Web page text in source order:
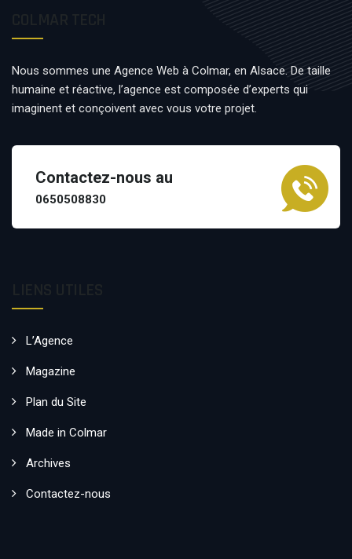
Nous sommes une Agence Web à Colmar, en Alsace. De taille
humaine et réactive, l’agence est composée d’experts qui
imaginent et conçoivent avec vous votre projet.
Contactez-nous au
0650508830
L’Agence
Magazine
Plan du Site
Made in Colmar
Archives
Contactez-nous